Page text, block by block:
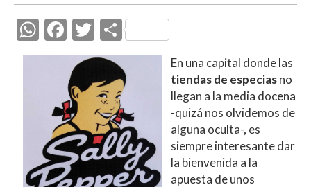
W
h
A
p
p
F
ac
e
b
o
o
k
T
w
itt
er
C
o
m
p
ar
ti
r
En una capital donde las
tiendas de especiasno
llegan a la media docena
-quizá nos olvidemos de
alguna oculta-, es
siempre interesante dar
la bienvenida a la
apuesta de unos